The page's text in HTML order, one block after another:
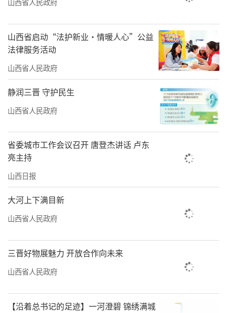
山西省启动“法护新业·情暖人心”公益
法律服务活动
山西省人民政府
静润三晋 守护民生
山西省人民政府
省委城市工作会议召开 唐登杰讲话 卢东
亮主持
山西日报
大河上下满目新
山西省人民政府
三晋好物展魅力 开放合作向未来
山西省人民政府
【沿着总书记的足迹】一河澄碧 锦绣满城